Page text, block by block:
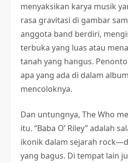
menyaksikan karya musik
rasa gravitasi di gambar
anggota band berdiri,
terbuka yang luas atau
tanah yang hangus.
apa yang ada di dalam
mencoloknya.
Dan untungnya, The Who
itu. “Baba O’ Riley” adalah
ikonik dalam sejarah
yang bagus. Di tempat lain